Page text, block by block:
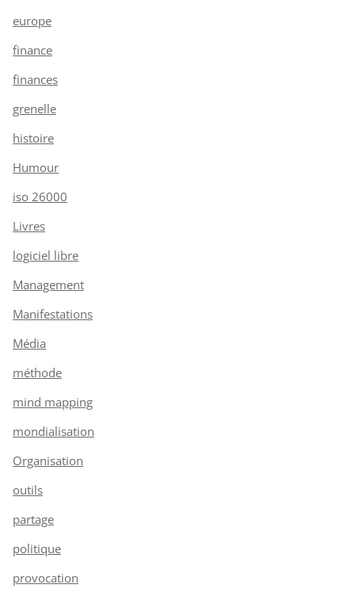
europe
finance
finances
grenelle
histoire
Humour
iso 26000
Livres
logiciel libre
Management
Manifestations
Média
méthode
mind mapping
mondialisation
Organisation
outils
partage
politique
provocation